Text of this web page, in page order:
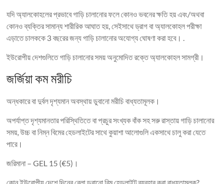
যদি অ্যালকোহলের প্রভাবে গাড়ি চালানোর ফলে কোনও ভবনের ক্ষতি হয় এবং/অথবা
কোনও ব্যক্তির সামান্য শারীরিক আঘাত হয়, সেইসাথে ড্রাগ বা অ্যালকোহল পরীক্ষা
এড়াতে চালককে 3 বছরের জন্য গাড়ি চালানোর অযোগ্য ঘোষণা করা হবে। .
ইউরোপীয় দেশগুলিতে গাড়ি চালানোর সময় অনুমোদিত রক্তে অ্যালকোহল সামগ্রী।
জর্জিয়া কম মরীচি
অন্ধকারে বা দুর্বল দৃশ্যমান অবস্থায় ডুবানো মরীচি বাধ্যতামূলক।
অপর্যাপ্ত দৃশ্যমানতার পরিস্থিতিতে বা প্রচুর সংখ্যক বাঁক সহ সরু রাস্তায় গাড়ি চালানোর
সময়, উচ্চ বা নিম্ন বিমের হেডলাইটের সাথে কুয়াশা আলোগুলি একসাথে চালু করা যেতে
পারে।
জরিমানা – GEL 15 (€5)।
কোন ইউরোপীয় দেশে দিনের বেলা ডুবানো বিম হেডলাইট ব্যবহার করা বাধ্যতামূলক?